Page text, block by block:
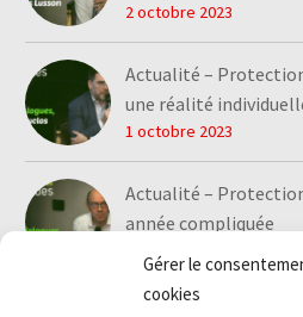
Gérer le
cookies
2 octobre 2023
Actualité –
une réalité
1 octobre 2023
Actualité –
année compliquée
1 octobre 2023